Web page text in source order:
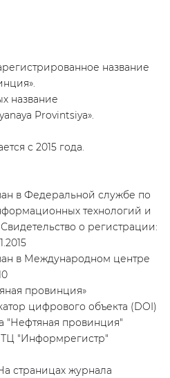
название
название
Provintsiya».
с 2015 года.
в Федеральной службе по
технологий и
о регистрации:
в Международном центре
провинция»
цифрового объекта (DOI)
провинция"
"Информрегистр"
страницах журнала